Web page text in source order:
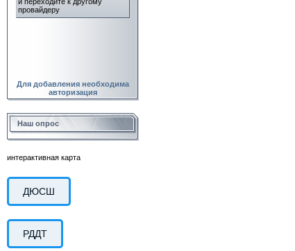
Для добавления необходима
авторизация
Наш опрос
интерактивная карта
ДЮСШ
РДДТ